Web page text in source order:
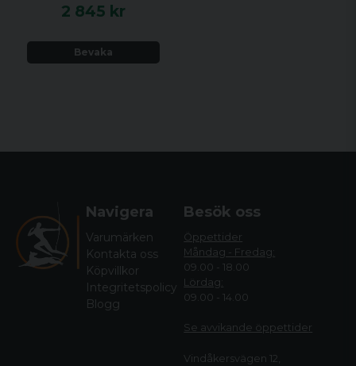
2 845 kr
Bevaka
Navigera
Varumärken
Kontakta oss
Köpvillkor
Integritetspolicy
Blogg
Besök oss
Öppettider
Måndag - Fredag:
09.00 - 18.00
Lördag:
09.00 - 14.00
Se avvikande öppettider
Vindåkersvägen 12,